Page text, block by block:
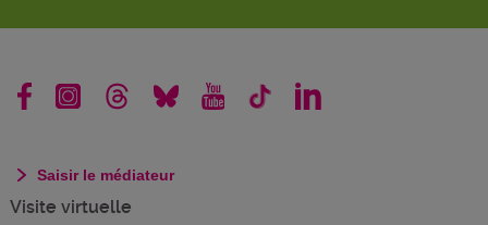
Saisir le médiateur
Visite virtuelle